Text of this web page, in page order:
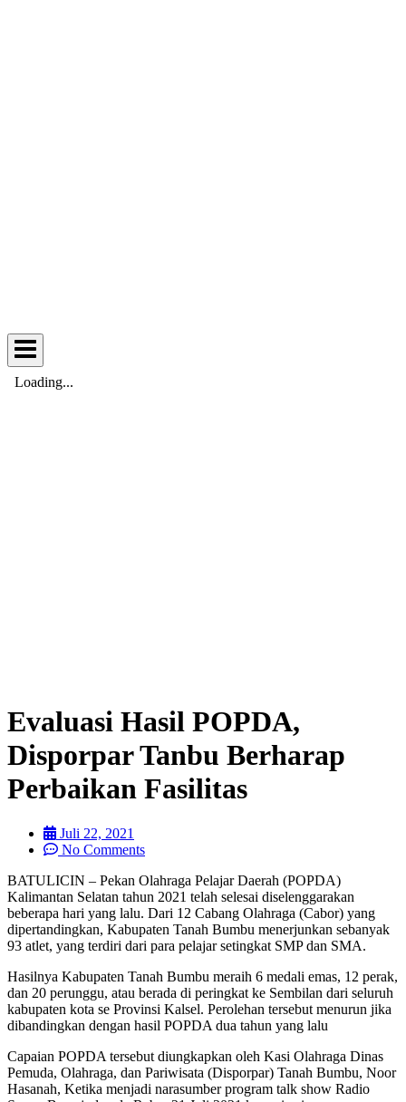
Evaluasi Hasil POPDA,
Disporpar Tanbu Berharap
Perbaikan Fasilitas
Juli 22, 2021
No Comments
BATULICIN – Pekan Olahraga Pelajar Daerah (POPDA)
Kalimantan Selatan tahun 2021 telah selesai diselenggarakan
beberapa hari yang lalu. Dari 12 Cabang Olahraga (Cabor) yang
dipertandingkan, Kabupaten Tanah Bumbu menerjunkan sebanyak
93 atlet, yang terdiri dari para pelajar setingkat SMP dan SMA.
Hasilnya Kabupaten Tanah Bumbu meraih 6 medali emas, 12 perak,
dan 20 perunggu, atau berada di peringkat ke Sembilan dari seluruh
kabupaten kota se Provinsi Kalsel. Perolehan tersebut menurun jika
dibandingkan dengan hasil POPDA dua tahun yang lalu
Capaian POPDA tersebut diungkapkan oleh Kasi Olahraga Dinas
Pemuda, Olahraga, dan Pariwisata (Disporpar) Tanah Bumbu, Noor
Hasanah, Ketika menjadi narasumber program talk show Radio